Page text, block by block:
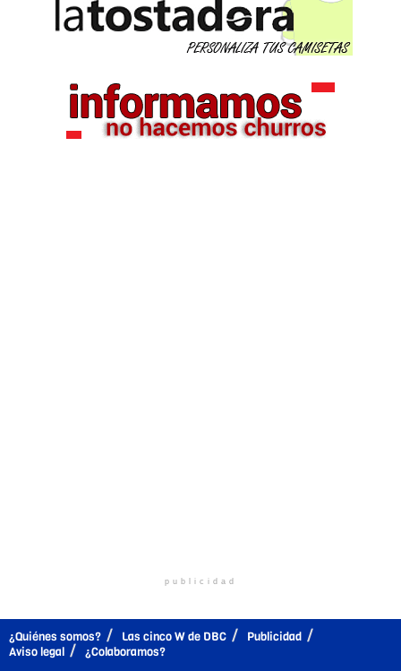
publicidad
¿Quiénes somos? Las cinco W de DBC
Publicidad
Aviso legal
¿Colaboramos?